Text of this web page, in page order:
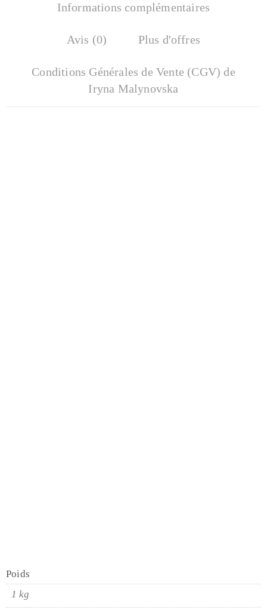
Informations complémentaires
Avis (0) Plus d'offres
Conditions Générales de Vente (CGV) de
Iryna Malynovska
Poids
1 kg